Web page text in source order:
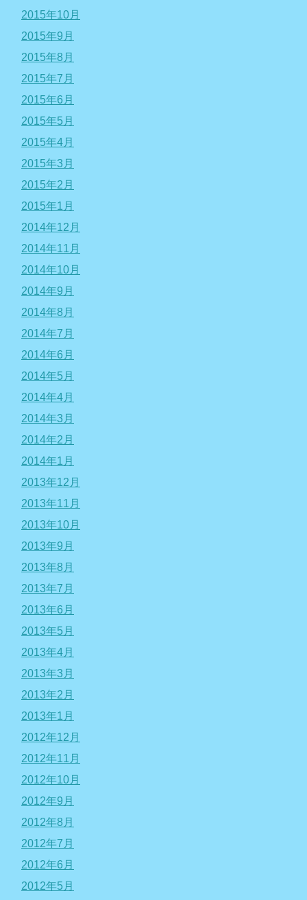
2015年10月
2015年9月
2015年8月
2015年7月
2015年6月
2015年5月
2015年4月
2015年3月
2015年2月
2015年1月
2014年12月
2014年11月
2014年10月
2014年9月
2014年8月
2014年7月
2014年6月
2014年5月
2014年4月
2014年3月
2014年2月
2014年1月
2013年12月
2013年11月
2013年10月
2013年9月
2013年8月
2013年7月
2013年6月
2013年5月
2013年4月
2013年3月
2013年2月
2013年1月
2012年12月
2012年11月
2012年10月
2012年9月
2012年8月
2012年7月
2012年6月
2012年5月